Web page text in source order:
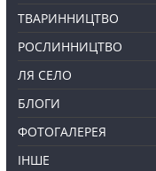
ТВАРИННИЦТВО
РОСЛИННИЦТВО
ЛЯ СЕЛО
БЛОГИ
ФОТОГАЛЕРЕЯ
ІНШЕ